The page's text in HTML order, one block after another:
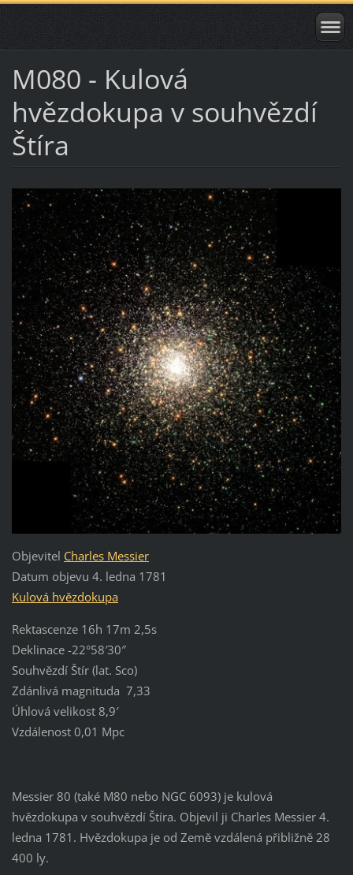
M080 - Kulová
hvězdokupa v souhvězdí
Štíra
Objevitel Charles Messier
Datum objevu 4. ledna 1781
Kulová hvězdokupa
Rektascenze 16h 17m 2,5s
Deklinace -22°58′30″
Souhvězdí Štír (lat. Sco)
Zdánlivá magnituda 7,33
Úhlová velikost 8,9′
Vzdálenost 0,01 Mpc
Messier 80 (také M80 nebo NGC 6093) je kulová
hvězdokupa v souhvězdí Štíra. Objevil ji Charles Messier 4.
ledna 1781. Hvězdokupa je od Země vzdálená přibližně 28
400 ly.